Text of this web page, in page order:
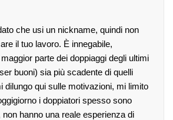
che usi un nickname, quindi non
il tuo lavoro. È innegabile,
parte dei doppiaggi degli ultimi
buoni) sia più scadente di quelli
dilungo qui sulle motivazioni, mi limito
i doppiatori spesso sono
hanno una reale esperienza di